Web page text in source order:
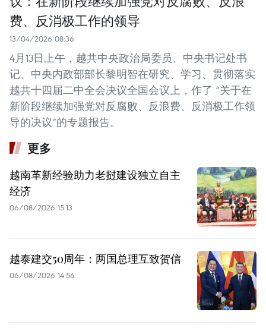
费、反消极工作的领导
13/04/2026 08:36
4月13日上午，越共中央政治局委员、中央书记处书
记、中央内政部部长黎明智在研究、学习、贯彻落实
越共十四届二中全会决议全国会议上，作了 “关于在
新阶段继续加强党对反腐败、反浪费、反消极工作领
导的决议”的专题报告。
更多
越南革新经验助力老挝建设独立自主
经济
06/08/2026 15:13
越泰建交50周年：两国总理互致贺信
06/08/2026 14:56